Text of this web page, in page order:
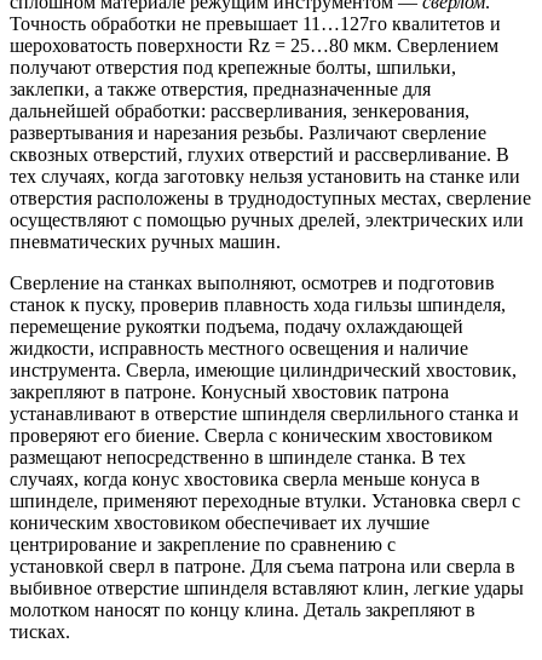
Точность обработки не превышает 11…127го квалитетов и
шероховатость поверхности Rz = 25…80 мкм. Сверлением
получают отверстия под крепежные болты, шпильки,
заклепки, а также отверстия, предназначенные для
дальнейшей обработки: рассверливания, зенкерования,
развертывания и нарезания резьбы. Различают сверление
сквозных отверстий, глухих отверстий и рассверливание. В
тех случаях, когда заготовку нельзя установить на станке или
отверстия расположены в труднодоступных местах, сверление
осуществляют с помощью ручных дрелей, электрических или
пневматических ручных машин.
Сверление на станках выполняют, осмотрев и подготовив
станок к пуску, проверив плавность хода гильзы шпинделя,
перемещение рукоятки подъема, подачу охлаждающей
жидкости, исправность местного освещения и наличие
инструмента. Сверла, имеющие цилиндрический хвостовик,
закрепляют в патроне. Конусный хвостовик патрона
устанавливают в отверстие шпинделя сверлильного станка и
проверяют его биение. Сверла с коническим хвостовиком
размещают непосредственно в шпинделе станка. В тех
случаях, когда конус хвостовика сверла меньше конуса в
шпинделе, применяют переходные втулки. Установка сверл с
коническим хвостовиком обеспечивает их лучшие
центрирование и закрепление по сравнению с
установкой сверл в патроне. Для съема патрона или сверла в
выбивное отверстие шпинделя вставляют клин, легкие удары
молотком наносят по концу клина. Деталь закрепляют в
тисках.